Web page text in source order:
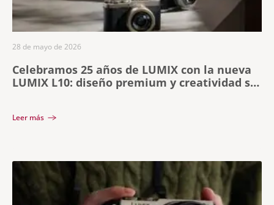
Celebramos 25 años de LUMIX con la nueva
LUMIX L10: diseño premium y creatividad sin
Leer más
28 de mayo de 2026